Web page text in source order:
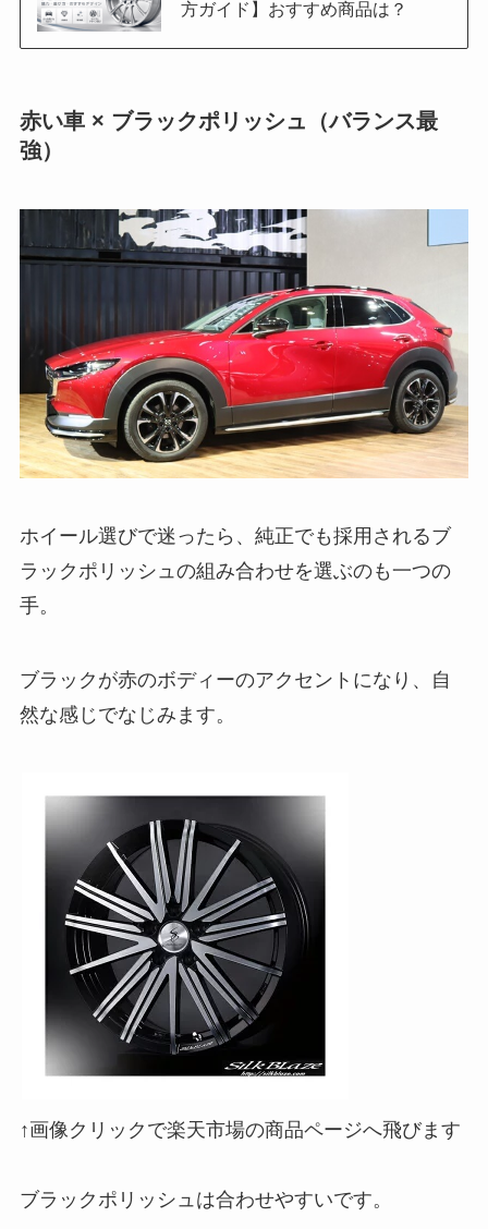
方ガイド】おすすめ商品は？
赤い車 × ブラックポリッシュ（バランス最
強）
ホイール選びで迷ったら、純正でも採用されるブ
ラックポリッシュの組み合わせを選ぶのも一つの
手。
ブラックが赤のボディーのアクセントになり、自
然な感じでなじみます。
↑画像クリックで楽天市場の商品ページへ飛びます
ブラックポリッシュは合わせやすいです。